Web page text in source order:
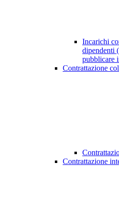
Incarichi
dipendenti
pubblicare
Contrattazione
Contrattazione